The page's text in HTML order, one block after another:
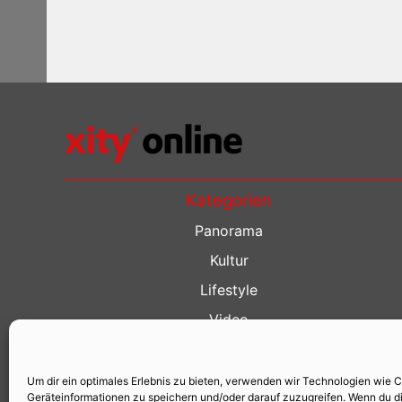
Um dir ein optimales Erlebnis zu bieten, verwenden wir Technologien wie
Geräteinformationen zu speichern und/oder darauf zuzugreifen. Wenn du
Kategorien
Panorama
Kultur
Lifestyle
Video
Kino Guide